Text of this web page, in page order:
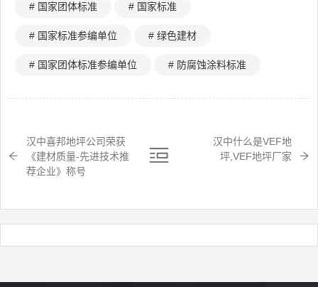
# 国家团体标准 # 国家标准
# 国家标准参编单位 # 绿色建材
# 国家团体标准参编单位 # 防腐蚀涂料标准
汉中喜邦地坪公司荣获
《建材质量-先进技术推
荐企业》称号
汉中什么是VEF地
坪,VEF地坪厂家